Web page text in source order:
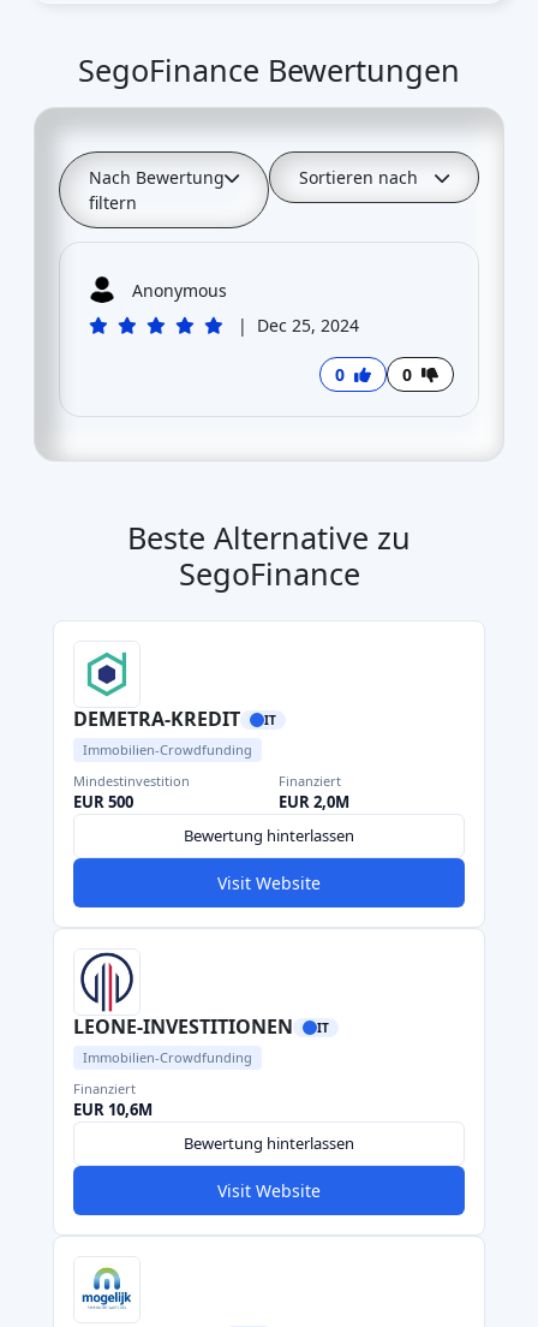
SegoFinance Bewertungen
Nach Bewertung
filtern
Sortieren nach
Anonymous
|
Dec 25, 2024
0 0
Beste Alternative zu
SegoFinance
DEMETRA-KREDIT IT
Immobilien-Crowdfunding
Mindestinvestition
EUR 500
Finanziert
EUR 2,0M
Bewertung hinterlassen
Visit Website
LEONE-INVESTITIONEN IT
Immobilien-Crowdfunding
Finanziert
EUR 10,6M
Bewertung hinterlassen
Visit Website